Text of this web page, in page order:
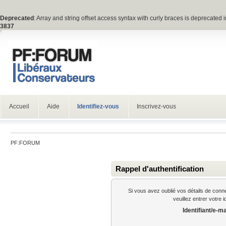
Deprecated : Array and string offset access syntax with curly braces is deprecated
3837
Accueil Aide Identifiez-vous Inscrivez-vous
PF:FORUM
Rappel d'authentification
Si vous avez oublié vos détails de
veuillez entrer votre
Identifiant/e-